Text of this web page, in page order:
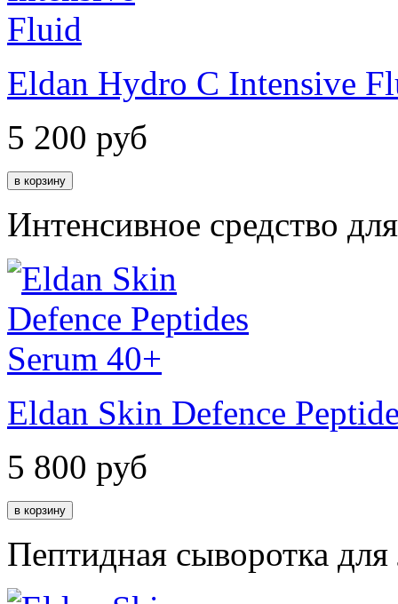
Eldan Hydro C Intensive
5 200 руб
Интенсивное средство
Eldan Skin Defence
5 800 руб
Пептидная сыворотка